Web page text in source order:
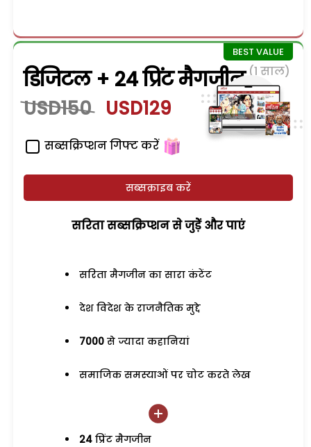
डिजिटल + 24 प्रिंट मैगजीन (1 साल)
USD150 USD129
सब्सक्रिप्शन गिफ्ट करें
सब्सक्राइब करें
सरिता सब्सक्रिप्शन से जुड़ेें और पाएं
सरिता मैगजीन का सारा कंटेंट
देश विदेश के राजनैतिक मुद्दे
7000 से ज्यादा कहानियां
समाजिक समस्याओं पर चोट करते लेख
24 प्रिंट मैगजीन